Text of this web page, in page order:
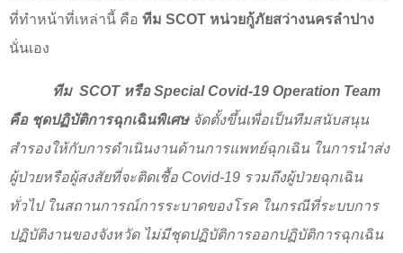
ที่ทำหน้าที่เหล่านี้ คือ ทีม SCOT หน่วยกู้ภัยสว่างนครลำปาง
นั่นเอง
ทีม SCOTหรือSpecial Covid-19 Operation Team
คือ ชุดปฏิบัติการฉุกเฉินพิเศษ จัดตั้งขึ้นเพื่อเป็นทีมสนับสนุน
สำรองให้กับการดำเนินงานด้านการแพทย์ฉุกเฉิน ในการนำส่ง
ผู้ป่วยหรือผู้สงสัยที่จะติดเชื้อ Covid-19 รวมถึงผู้ป่วยฉุกเฉิน
ทั่วไป ในสถานการณ์การระบาดของโรค ในกรณีที่ระบบการ
ปฏิบัติงานของจังหวัด ไม่มีชุดปฏิบัติการออกปฏิบัติการฉุกเฉิน